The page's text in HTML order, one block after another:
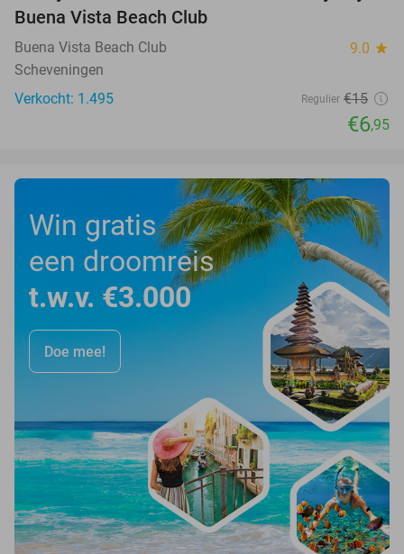
Buena Vista Beach Club
Buena Vista Beach Club 9.0 star
Scheveningen
Verkocht: 1.495
Regulier €15
€6,95
Win gratis
een droomreis
t.w.v. €3.000
Doe mee!